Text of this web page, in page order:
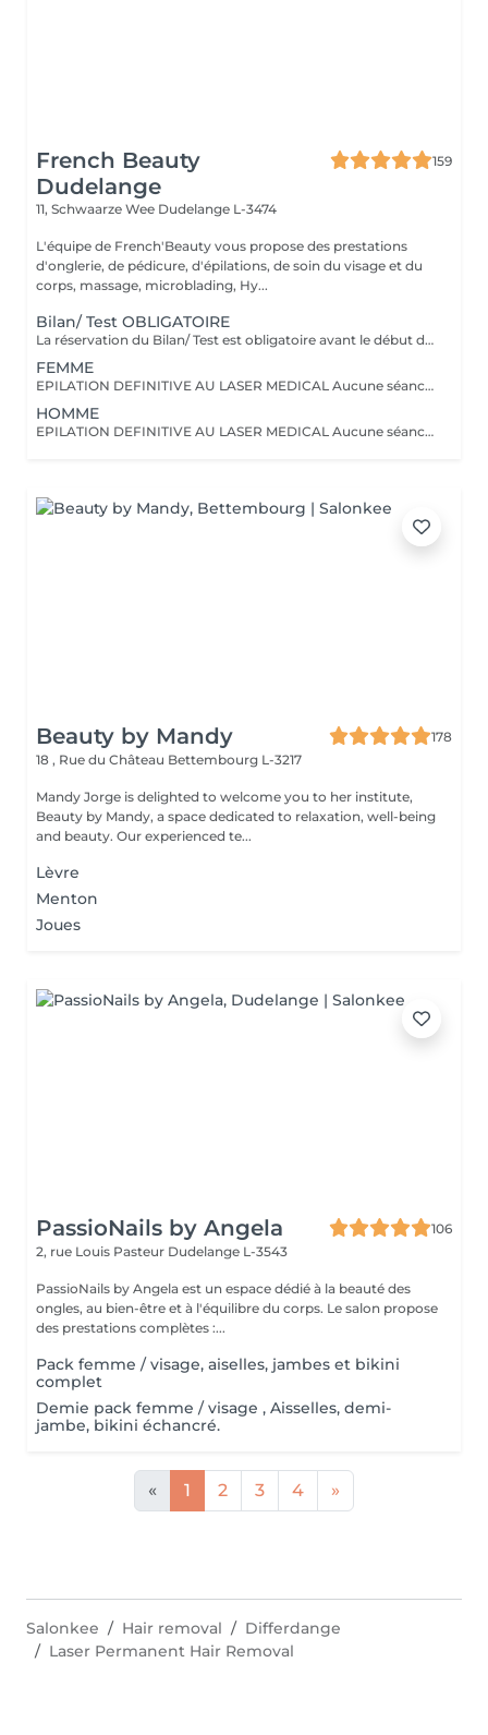
French Beauty
Dudelange
159
11, Schwaarze Wee Dudelange L-3474
L'équipe de French'Beauty vous propose des prestations
d'onglerie, de pédicure, d'épilations, de soin du visage et du
corps, massage, microblading, Hy...
Bilan/ Test OBLIGATOIRE
La réservation du Bilan/ Test est obligatoire avant le début d'un traitement laser. Veuillez venir à ce rendez vous non rasé(e) ni épilé(e) Il est réalisé une fois pour l'ensemble du corps. Le montant du bilan sera déduit de votre première séance. Un dossier est créé comprenant des renseignements nécessaires ainsi que les réglages effectués afin d'avoir un suivi parfait sur l'intégralité de vos séances. Il est impératif le jour du rendez vous de venir non-rasé(e) ou épilé(e) afin de procéder au plus juste à l'évaluation. Nous effectuerons un Flash Test avant de fixer les autres rendez vous. (CECI N'EST PAS UNE SEANCE MAIS UNIQUEMENT UN RENDEZ VOUS EXPLICATIF+TEST) En cas de toute n'hésitez pas à nous contacter au +27517878
FEMME
EPILATION DEFINITIVE AU LASER MEDICAL Aucune séance ne sera faite sans un RDV bilan/ test OBLIGATOIRE OFFRE PLUSIEURS ZONES ! 2 Zones = -20% (sur la zone la moins chère) 3 Zones = -30% (sur la zone la moins chère) 4 Zones = -40% (sur la zone la moins chère) L'épilation laser est une épilation définitive, réalisée avec un laser médical vous assurant un résultat optimal. Pour tout début de traitement merci de réserver un créneaux BILAN/ TEST. Nous nous réservons le droit de refuser/ annuler un rendez vous en cas de contre-indications ou de non-respect des règles pré-traitement. ; Pour tous renseignements merci de nous joindre au +27517878
HOMME
EPILATION DEFINITIVE AU LASER MEDICAL Aucune séance ne sera faite sans un RDV bilan/ test OBLIGATOIRE OFFRE PLUSIEURS ZONES ! 2 Zones = -20% (sur la zone la moins chère) 3 Zones = -30% (sur la zone la moins chère) L'épilation laser est une épilation définitive, réalisée avec un laser médical vous assurant un résultat optimal. Pour tout début de traitement merci de réserver un créneaux BILAN/ TEST. Nous nous réservons le droit de refuser/ annuler un rendez vous en cas de contre-indications ou de non-respect des règles pré-traitement. Pour tous renseignements merci de nous joindre au +27517878
Beauty by Mandy
178
18 , Rue du Château Bettembourg L-3217
Mandy Jorge is delighted to welcome you to her institute,
Beauty by Mandy, a space dedicated to relaxation, well-being
and beauty. Our experienced te...
Lèvre
Menton
Joues
PassioNails by Angela
106
2, rue Louis Pasteur Dudelange L-3543
PassioNails by Angela est un espace dédié à la beauté des
ongles, au bien-être et à l'équilibre du corps. Le salon propose
des prestations complètes :...
Pack femme / visage, aiselles, jambes et bikini
complet
Demie pack femme / visage , Aisselles, demi-
jambe, bikini échancré.
« 1 2 3 4 »
Salonkee Hair removal
Differdange
Laser Permanent Hair Removal